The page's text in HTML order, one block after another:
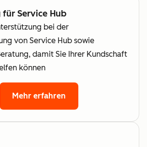
Service Hub
bei der
von Service Hub sowie
damit Sie Ihrer Kundschaft
können
Mehr erfahren